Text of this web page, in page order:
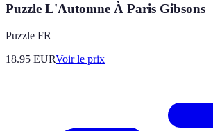
Puzzle L'Automne À Paris Gibsons
Puzzle FR
18.95 EURVoir le prix